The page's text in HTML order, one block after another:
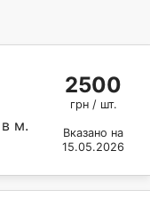
м.
2500
грн / шт.
Вказано на
15.05.2026